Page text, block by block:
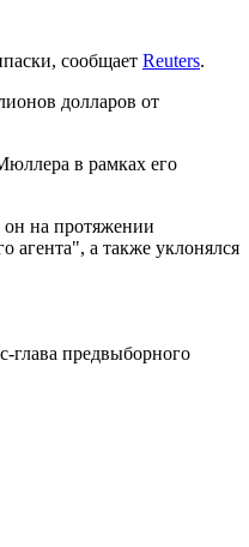
сообщает Reuters.
долларов от
в рамках его
на протяжении
агента", а также уклонялся
глава предвыборного